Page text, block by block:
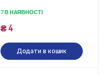
7 В НАЯВНОСТІ
₴4
Додати в кошик